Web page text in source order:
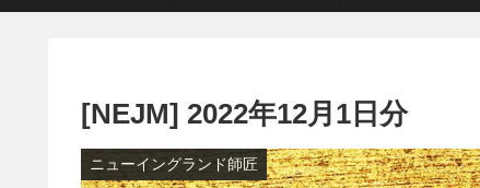
[NEJM] 2022年12月1日分
ニューイングランド師匠